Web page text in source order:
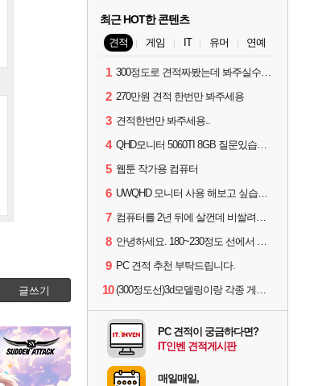
글쓰기
최근 HOT한 콘텐츠
견적 게임 IT 유머 연예
1 300정도로 견적짜봤는데 봐주실수있으실까요
2 270만원 견적 한번만 봐주세용
3 견적한번만 봐주세용..
4 QHD모니터 5060TI 8GB 질문있습니다..
5 웹툰 작가용 컴퓨터
6 UWQHD 모니터 사용 해보고 싶습니다 추천부탁드려요
7 컴퓨터를 2년 뒤에 살껀데 비쌀려나요...?
8 안녕하세요. 180~230정도 선에서 잡고싶습니다.
9 PC 견적 추천 부탁드립니다.
10 (300정도선)3d모델링이랑 각종 게임을 하는데 견적부탁드립니다!300정도선
PC 견적이 궁금하다면?
IT인벤 견적게시판
매일매일,